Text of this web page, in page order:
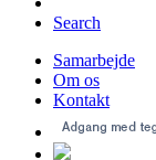
Search
Samarbejde
Om os
Kontakt